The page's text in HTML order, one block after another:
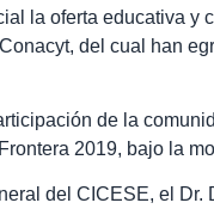
la oferta educativa y
del cual han
de la
2019, bajo la
del CICESE, el